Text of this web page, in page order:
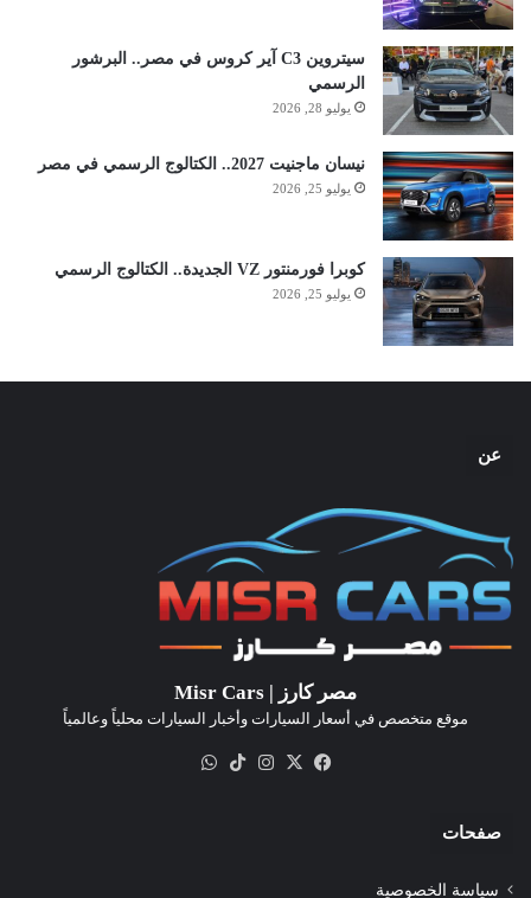
سيتروين C3 آير كروس في مصر.. البرشور
الرسمي
يوليو 28, 2026
نيسان ماجنيت 2027.. الكتالوج الرسمي في مصر
يوليو 25, 2026
كوبرا فورمنتور VZ الجديدة.. الكتالوج الرسمي
يوليو 25, 2026
عن
مصر كارز | Misr Cars
موقع متخصص في أسعار السيارات وأخبار السيارات محلياً وعالمياً
فيسبوك
‫X انستقرام‫TikTok
صفحات
سياسة الخصوصية